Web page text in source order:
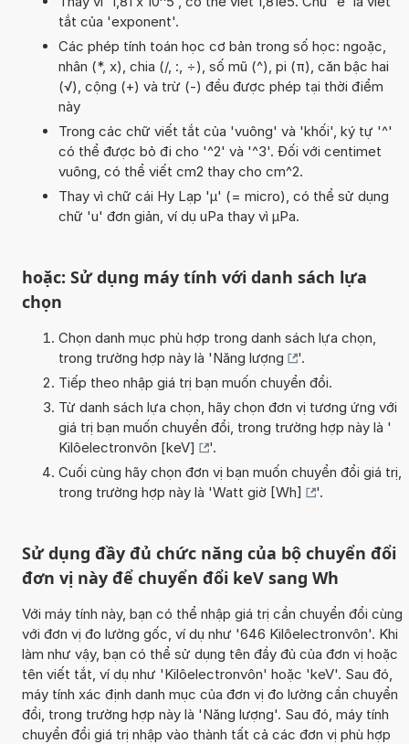
tắt của 'exponent'.
Các phép tính toán học cơ bản trong số học: ngoặc,
nhân (*, x), chia (/, :, ÷), số mũ (^), pi (π), căn bậc hai
(√), cộng (+) và trừ (-) đều được phép tại thời điểm
này
Trong các chữ viết tắt của 'vuông' và 'khối', ký tự '^'
có thể được bỏ đi cho '^2' và '^3'. Đối với centimet
vuông, có thể viết cm2 thay cho cm^2.
Thay vì chữ cái Hy Lạp 'µ' (= micro), có thể sử dụng
chữ 'u' đơn giản, ví dụ uPa thay vì µPa.
hoặc: Sử dụng máy tính với danh sách lựa
chọn
Chọn danh mục phù hợp trong danh sách lựa chọn,
trong trường hợp này là 'Năng lượng
'.
Tiếp theo nhập giá trị bạn muốn chuyển đổi.
Từ danh sách lựa chọn, hãy chọn đơn vị tương ứng với
giá trị bạn muốn chuyển đổi, trong trường hợp này là '
Kilôelectronvôn [keV]
'.
Cuối cùng hãy chọn đơn vị bạn muốn chuyển đổi giá trị,
trong trường hợp này là 'Watt giờ [Wh] '.
Sử dụng đầy đủ chức năng của bộ chuyển đổi
đơn vị này để chuyển đổi keV sang Wh
Với máy tính này, bạn có thể nhập giá trị cần chuyển đổi cùng
với đơn vị đo lường gốc, ví dụ như '646 Kilôelectronvôn'. Khi
làm như vậy, bạn có thể sử dụng tên đầy đủ của đơn vị hoặc
tên viết tắt, ví dụ như 'Kilôelectronvôn' hoặc 'keV'. Sau đó,
máy tính xác định danh mục của đơn vị đo lường cần chuyển
đổi, trong trường hợp này là 'Năng lượng'. Sau đó, máy tính
chuyển đổi giá trị nhập vào thành tất cả các đơn vị phù hợp